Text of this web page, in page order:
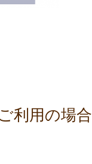
利用の場合